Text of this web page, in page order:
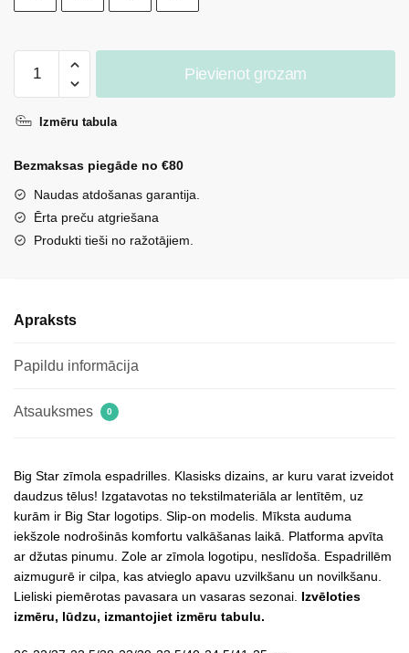
klasiskās
Big
JJ274959
baltā
krāsā
daudzums
Pievienot grozam
Izmēru tabula
Bezmaksas piegāde no €80
Naudas atdošanas garantija.
Ērta preču atgriešana
Produkti tieši no ražotājiem.
Apraksts
Papildu informācija
Atsauksmes 0
Big Star zīmola espadrilles. Klasisks dizains, ar kuru varat izveidot
daudzus tēlus! Izgatavotas no tekstilmateriāla ar lentītēm, uz
kurām ir Big Star logotips. Slip-on modelis. Mīksta auduma
iekšzole nodrošinās komfortu valkāšanas laikā. Platforma apvīta
ar džutas pinumu. Zole ar zīmola logotipu, neslīdoša. Espadrillēm
aizmugurē ir cilpa, kas atvieglo apavu uzvilkšanu un novilkšanu.
Lieliski piemērotas pavasara un vasaras sezonai. Izvēloties
izmēru, lūdzu, izmantojiet izmēru tabulu.